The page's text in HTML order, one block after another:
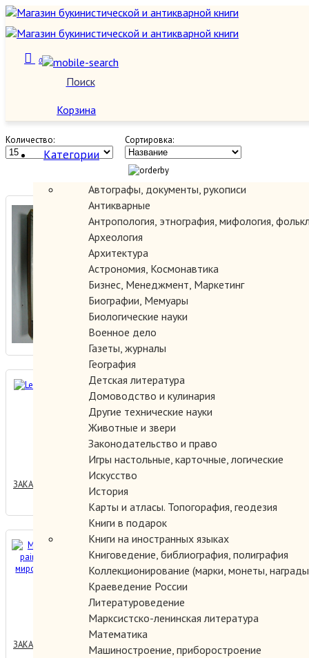
Поиск
0
Корзина
Категории
Автографы, документы, рукописи
Антикварные
Антропология, этнография, мифология,
Археология
Архитектура
Астрономия, Космонавтика
Бизнес, Менеджмент, Маркетинг
Биографии, Мемуары
Биологические науки
Военное дело
Газеты, журналы
География
Детская литература
Домоводство и кулинария
Другие технические науки
Животные и звери
Законодательство и право
Игры настольные, карточные, логические
Искусство
История
Карты и атласы. Топогорафия, геодезия
Книги в подарок
Книги на иностранных языках
Книговедение, библиография, полиграфия
Коллекционирование (марки, монеты,
Краеведение России
Литературоведение
Марксистско-ленинская литература
Математика
Машиностроение, приборостроение
Живопись, графика, скульптура
Количество: Сортировка:
Kunstschatze des Russischen
museums / Сокровища
Государственного Русского
музея
200.00 руб.
ЗАКАЗАТЬ
Leonardo da Vinci.
500.00 руб.
ЗАКАЗАТЬ
Masters of world painting/
Мастера мировой живописи
150.00 руб.
ЗАКАЗАТЬ